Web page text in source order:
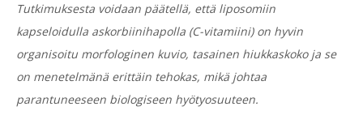
Tutkimuksesta voidaan päätellä, että liposomiin
kapseloidulla askorbiinihapolla (C-vitamiini) on hyvin
organisoitu morfologinen kuvio, tasainen hiukkaskoko ja se
on menetelmänä erittäin tehokas, mikä johtaa
parantuneeseen biologiseen hyötyosuuteen.